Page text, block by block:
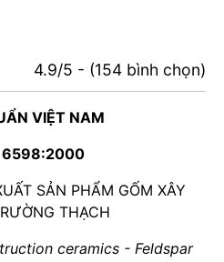
4.9/5 - (154 bình chọn)
VIỆT NAM
6598:2000
SẢN PHẨM GỐM XÂY
THẠCH
ceramics - Feldspar